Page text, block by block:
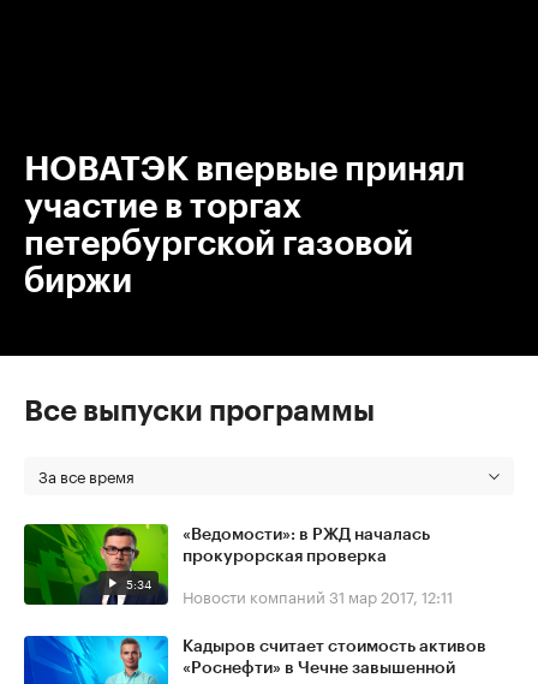
НОВАТЭК впервые принял
участие в торгах
петербургской газовой
биржи
Все выпуски программы
За все время
5:34
«Ведомости»: в РЖД началась
прокурорская проверка
Новости компаний 31 мар 2017, 12:11
Кадыров считает стоимость активов
«Роснефти» в Чечне завышенной